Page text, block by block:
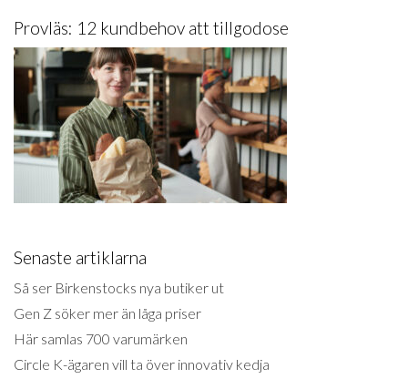
Provläs: 12 kundbehov att tillgodose
Senaste artiklarna
Så ser Birkenstocks nya butiker ut
Gen Z söker mer än låga priser
Här samlas 700 varumärken
Circle K-ägaren vill ta över innovativ kedja